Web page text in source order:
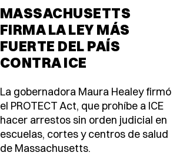
MASSACHUSETTS
FIRMA LA LEY MÁS
FUERTE DEL PAÍS
CONTRA ICE
La gobernadora Maura Healey firmó
el PROTECT Act, que prohíbe a ICE
hacer arrestos sin orden judicial en
escuelas, cortes y centros de salud
de Massachusetts.